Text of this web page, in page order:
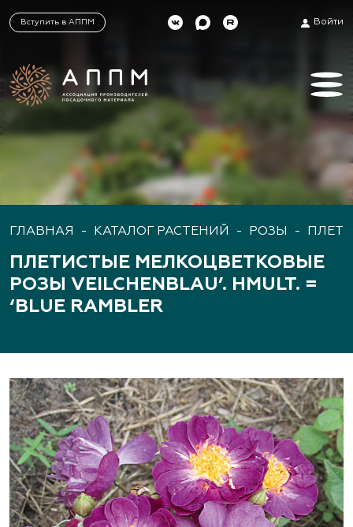
Вступить в АППМ Войти
ГЛАВНАЯ - КАТАЛОГ РАСТЕНИЙ - РОЗЫ -
ПЛЕТИСТЫЕ МЕЛКОЦВЕТКОВЫЕ
РОЗЫ VEILCHENBLAU’. HMULT. =
‘BLUE RAMBLER